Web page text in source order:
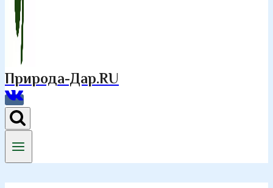
Природа-Дар.RU